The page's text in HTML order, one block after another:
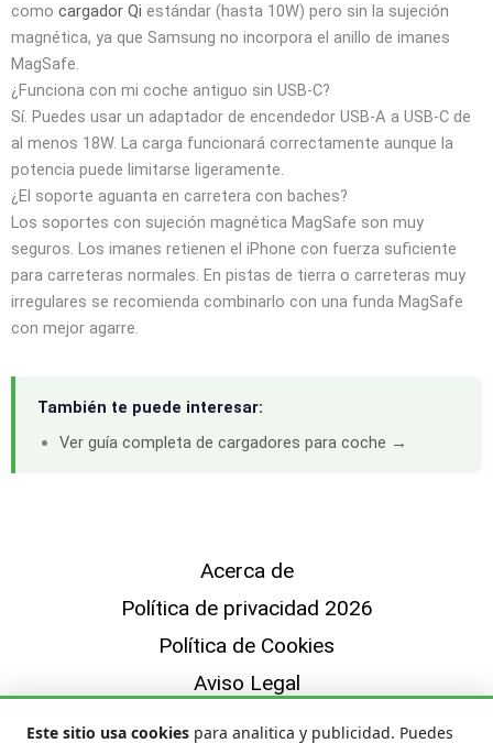
Este sitio usa cookies para analitica y publicidad. Puedes
como cargador Qi estándar (hasta 10W) pero sin la sujeción
magnética, ya que Samsung no incorpora el anillo de imanes
MagSafe.
¿Funciona con mi coche antiguo sin USB-C?
Sí. Puedes usar un adaptador de encendedor USB-A a USB-C de
al menos 18W. La carga funcionará correctamente aunque la
potencia puede limitarse ligeramente.
¿El soporte aguanta en carretera con baches?
Los soportes con sujeción magnética MagSafe son muy
seguros. Los imanes retienen el iPhone con fuerza suficiente
para carreteras normales. En pistas de tierra o carreteras muy
irregulares se recomienda combinarlo con una funda MagSafe
con mejor agarre.
También te puede interesar:
Ver guía completa de cargadores para coche →
Acerca de
Política de privacidad 2026
Política de Cookies
Aviso Legal
Sobre Nosotros — Quiénes Somos y Cómo